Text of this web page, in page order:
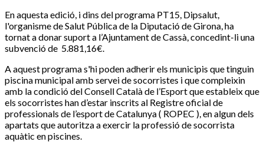
En aquesta edició, i dins del programa PT15, Dipsalut,
l'organisme de Salut Pública de la Diputació de Girona, ha
tornat a donar suport a l’Ajuntament de Cassà, concedint-li una
subvenció de 5.881,16€.
A aquest programa s'hi poden adherir els municipis que tinguin
piscina municipal amb servei de socorristes i que compleixin
amb la condició del Consell Català de l’Esport que estableix que
els socorristes han d’estar inscrits al Registre oficial de
professionals de l’esport de Catalunya ( ROPEC ), en algun dels
apartats que autoritza a exercir la professió de socorrista
aquàtic en piscines.